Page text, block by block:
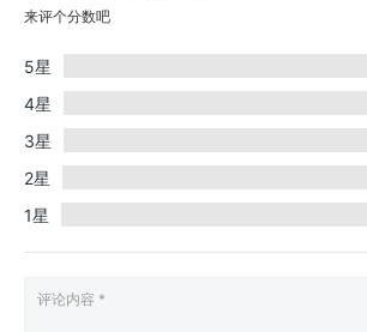
来评个分数吧
5星
4星
3星
2星
1星